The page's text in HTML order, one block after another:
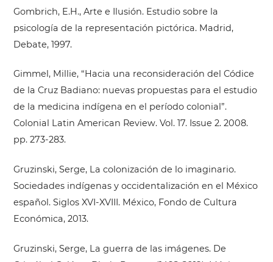
Gombrich, E.H., Arte e Ilusión. Estudio sobre la
psicología de la representación pictórica. Madrid,
Debate, 1997.
Gimmel, Millie, “Hacia una reconsideración del Códice
de la Cruz Badiano: nuevas propuestas para el estudio
de la medicina indígena en el período colonial”.
Colonial Latin American Review. Vol. 17. Issue 2. 2008.
pp. 273-283.
Gruzinski, Serge, La colonización de lo imaginario.
Sociedades indígenas y occidentalización en el México
español. Siglos XVI-XVIII. México, Fondo de Cultura
Económica, 2013.
Gruzinski, Serge, La guerra de las imágenes. De